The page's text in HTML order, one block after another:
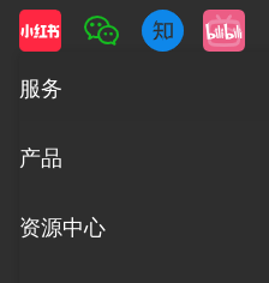
服务
产品
资源中心